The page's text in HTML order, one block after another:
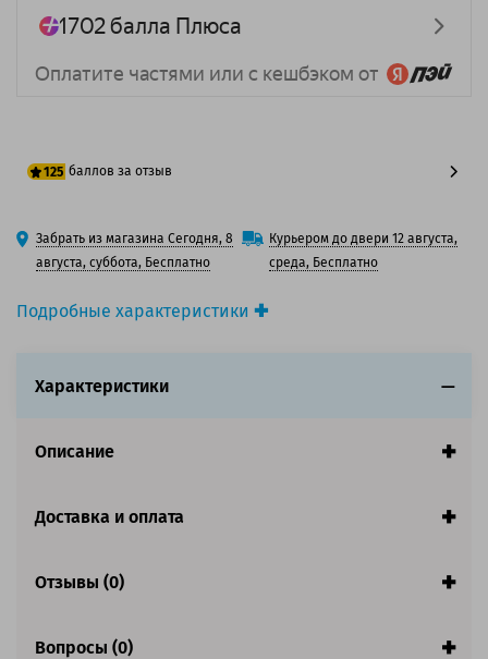
Подробные характеристики
Вид товара:Картридж струйный
Ресурс:220ml
125 баллов за отзыв
100 баллов
125 баллов
Забрать из магазина Сегодня, 8
августа, суббота, Бесплатно
Курьером до двери 12 августа,
среда, Бесплатно
Характеристики
Описание
Доставка и оплата
Отзывы (0)
Вопросы (0)